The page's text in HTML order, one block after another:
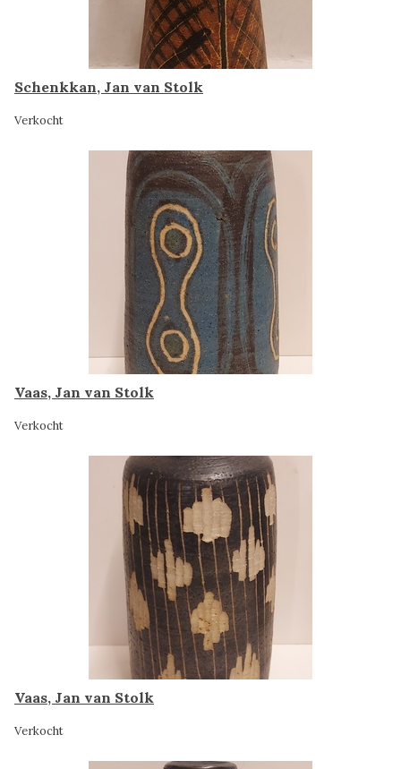
Schenkkan, Jan van Stolk
Verkocht
Vaas, Jan van Stolk
Verkocht
Vaas, Jan van Stolk
Verkocht